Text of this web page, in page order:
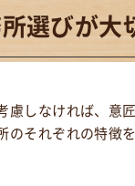
選びが大
しなければ、意
それぞれの特徴